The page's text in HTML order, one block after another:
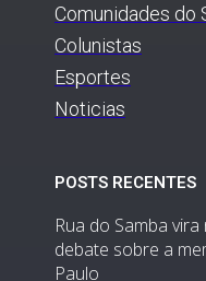
Comunidades do
Colunistas
Esportes
Noticias
POSTS RECENTES
Rua do Samba
debate sobre a
Paulo